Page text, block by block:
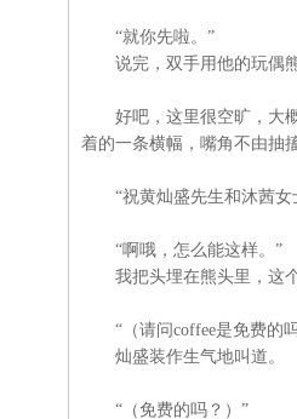
“就你先啦。”
说完，双手用他的玩偶熊
好吧，这里很空旷，大概
着的一条横幅，嘴角不由抽
“祝黄灿盛先生和沐茜女
“啊哦，怎么能这样。”
我把头埋在熊头里，这个
“（请问coffee是免费的
灿盛装作生气地叫道。
“（免费的吗？）”